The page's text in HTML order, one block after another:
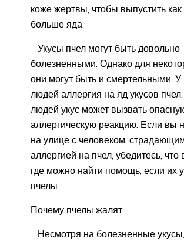
коже жертвы, чтобы выпустить
больше яда.
Укусы пчел могут быть довольно
болезненными. Однако для
они могут быть и смертельными. У
людей аллергия на яд укусов
людей укус может вызвать
аллергическую реакцию. Если вы
на улице с человеком,
аллергией на пчел, убедитесь, что
где можно найти помощь, если их
пчелы.
Почему пчелы жалят
Несмотря на болезненные